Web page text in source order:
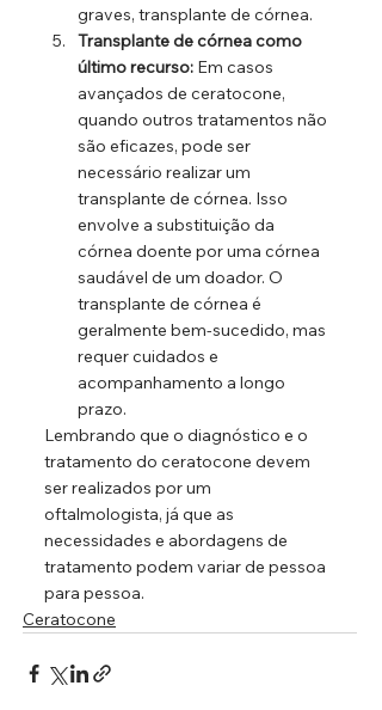
graves, transplante de córnea.
Transplante de córnea como
último recurso: Em casos
avançados de ceratocone,
quando outros tratamentos não
são eficazes, pode ser
necessário realizar um
transplante de córnea. Isso
envolve a substituição da
córnea doente por uma córnea
saudável de um doador. O
transplante de córnea é
geralmente bem-sucedido, mas
requer cuidados e
acompanhamento a longo
prazo.
Lembrando que o diagnóstico e o
tratamento do ceratocone devem
ser realizados por um
oftalmologista, já que as
necessidades e abordagens de
tratamento podem variar de pessoa
para pessoa.
Ceratocone